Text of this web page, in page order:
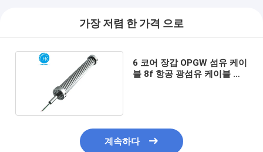
가장 저렴 한 가격 으로
6 코어 장갑 OPGW 섬유 케이
블 8f 항공 광섬유 케이블 지
계속하다